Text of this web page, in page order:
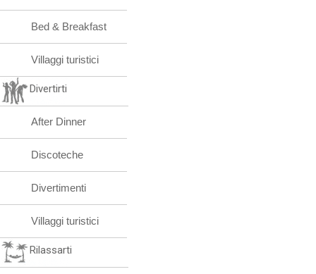
Bed & Breakfast
Villaggi turistici
Divertirti
After Dinner
Discoteche
Divertimenti
Villaggi turistici
Rilassarti